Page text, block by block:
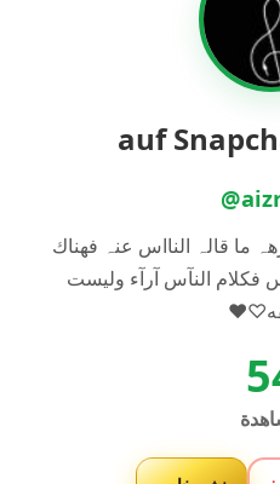
ما قالہ النااس عنہ فهناك
فكلام النآس آرآء وليست